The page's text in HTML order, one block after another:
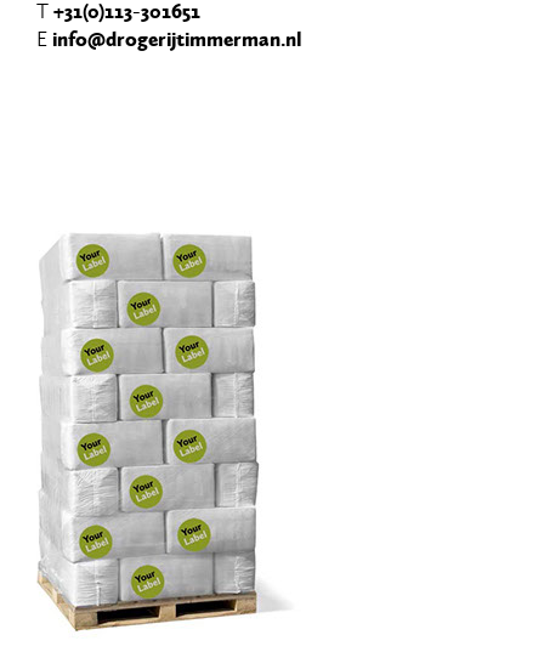
T +31(0)113-301651
E info@drogerijtimmerman.nl